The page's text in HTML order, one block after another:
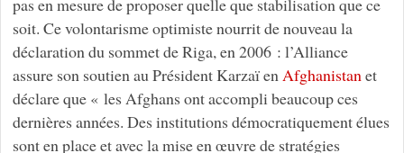
pas en mesure de proposer quelle que stabilisation que ce
soit. Ce volontarisme optimiste nourrit de nouveau la
déclaration du sommet de Riga, en 2006 : l’Alliance
assure son soutien au Président Karzaï enAfghanistanet
déclare que « les Afghans ont accompli beaucoup ces
dernières années. Des institutions démocratiquement élues
sont en place et avec la mise en œuvre de stratégies